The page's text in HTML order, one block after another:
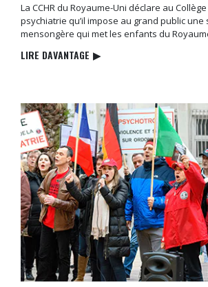
La CCHR du Royaume-Uni déclare au
psychiatrie qu’il impose au grand public une
mensongère qui met les enfants du
LIRE DAVANTAGE ▶